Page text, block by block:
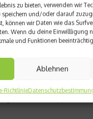
zu bieten, verwenden wir
speichern und/oder darauf
können wir Daten wie das
Wenn du deine Einwillligung
und Funktionen
Ablehnen
Richtlinie
gehört zur Gruppe der